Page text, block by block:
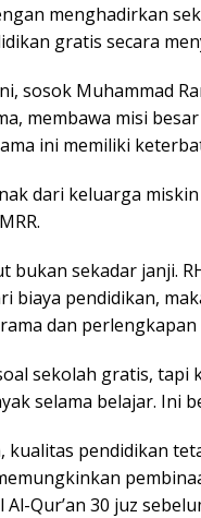
menghadirkan
gratis secara
sosok Muhammad
membawa misi
ini memiliki
dari keluarga
bukan sekadar janji.
biaya pendidikan,
dan perlengkapan
sekolah gratis,
selama belajar. Ini
kualitas pendidikan
Qur’an 30 juz